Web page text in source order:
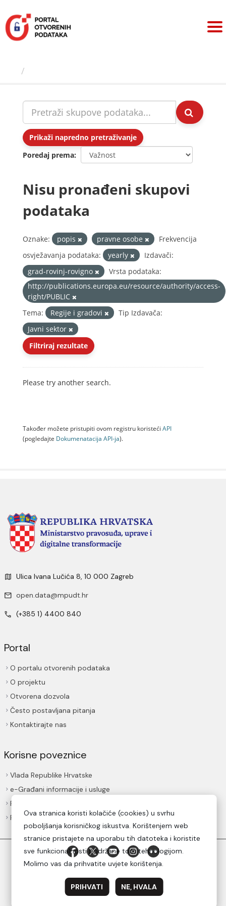
sadržaj
Prikaži napredno pretraživanje
Poredaj prema
Nisu pronađeni skupovi
podataka
Oznake: popis pravne osobe
Frekvencija
osvježavanja podataka:
yearly
Izdavači:
grad-rovinj-rovigno
Vrsta podataka:
http://publications.europa.eu/resource/authority/access-
right/PUBLIC
Tema:
Regije i gradovi
Tip Izdavača:
Javni sektor
Filtriraj rezultate
Please try another search.
Također možete pristupiti ovom registru koristeći API
(pogledajte Dokumenаtаcijа API-jа).